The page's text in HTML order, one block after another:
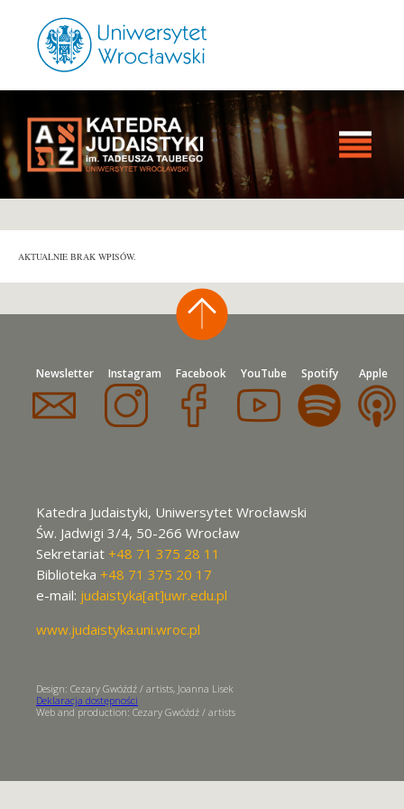
AKTUALNIE BRAK WPISÓW.
Newsletter Instagram Facebook YouTube Spotify Apple
Katedra Judaistyki, Uniwersytet Wrocławski
Św. Jadwigi 3/4, 50-266 Wrocław
Sekretariat +48 71 375 28 11
Biblioteka +48 71 375 20 17
e-mail: judaistyka[at]uwr.edu.pl
www.judaistyka.uni.wroc.pl
Design: Cezary Gwóźdź / artists, Joanna Lisek
Deklaracja dostępności
Web and production: Cezary Gwóźdź / artists